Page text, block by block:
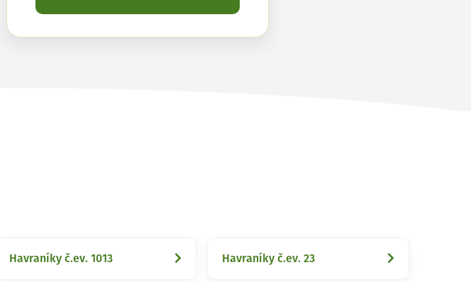
Havraníky č.ev. 1013 Havraníky č.ev. 23